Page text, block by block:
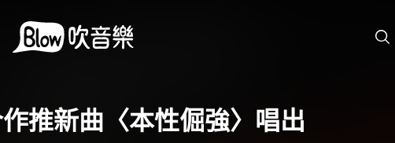
推新曲〈本性倔強〉唱出